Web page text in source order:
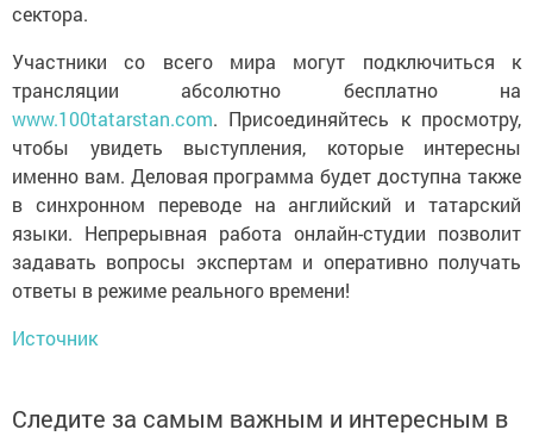
сектора.
Участники со всего мира могут подключиться к
трансляции абсолютно бесплатно на
www.100tatarstan.com. Присоединяйтесь к просмотру,
чтобы увидеть выступления, которые интересны
именно вам. Деловая программа будет доступна также
в синхронном переводе на английский и татарский
языки. Непрерывная работа онлайн-студии позволит
задавать вопросы экспертам и оперативно получать
ответы в режиме реального времени!
Источник
Следите за самым важным и интересным в